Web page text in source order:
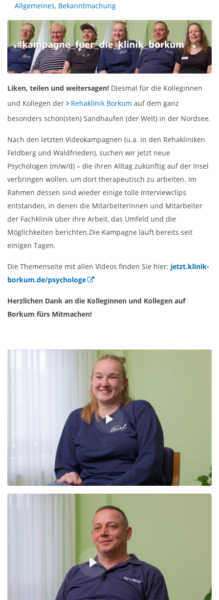
Allgemeines, Bekanntmachung
Liken, teilen und weitersagen! Diesmal für die Kolleginnen
und Kollegen der
Rehaklinik Borkum auf dem ganz
besonders schön(sten) Sandhaufen (der Welt) in der Nordsee.
Nach den letzten Videokampagnen (u.a. in den Rehakliniken
Feldberg und Waldfrieden), suchen wir jetzt neue
Psychologen (m/w/d) – die ihren Alltag zukünftig auf der Insel
verbringen wollen, um dort therapeutisch zu arbeiten. Im
Rahmen dessen sind wieder einige tolle Interviewclips
entstanden, in denen die Mitarbeiterinnen und Mitarbeiter
der Fachklinik über ihre Arbeit, das Umfeld und die
Möglichkeiten berichten.Die Kampagne läuft bereits seit
einigen Tagen.
Die Themenseite mit allen Videos finden Sie hier: jetzt.klinik-
borkum.de/psychologe
Herzlichen Dank an die Kolleginnen und Kollegen auf
Borkum fürs Mitmachen!